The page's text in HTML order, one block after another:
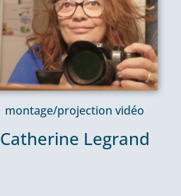
montage/projection vidéo
Catherine Legrand